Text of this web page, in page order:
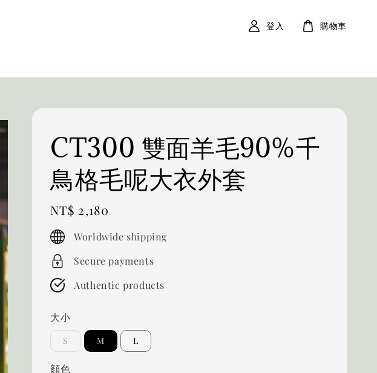
登入 購物車
CT300 雙面羊毛90%千
鳥格毛呢大衣外套
Regular
price
NT$ 2,180
Worldwide shipping
Secure payments
Authentic products
大小
S M L
顔色